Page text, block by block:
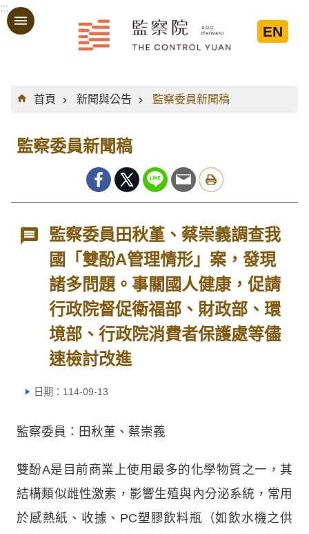
跳到主要內容區塊
:::
EN
:::
首頁
新聞與公告 監察委員新聞稿
監察委員新聞稿
監察委員田秋堇、蔡崇義調查我
國「雙酚A管理情形」案，發現
諸多問題。事關國人健康，促請
行政院督促衛福部、財政部、環
境部、行政院消費者保護處等儘
速檢討改進
日期：114-09-13
監察委員：田秋堇、蔡崇義
雙酚A是目前商業上使用最多的化學物質之一，其
結構類似雌性激素，影響生殖與內分泌系統，常用
於感熱紙、收據、PC塑膠飲料瓶（如飲水機之供